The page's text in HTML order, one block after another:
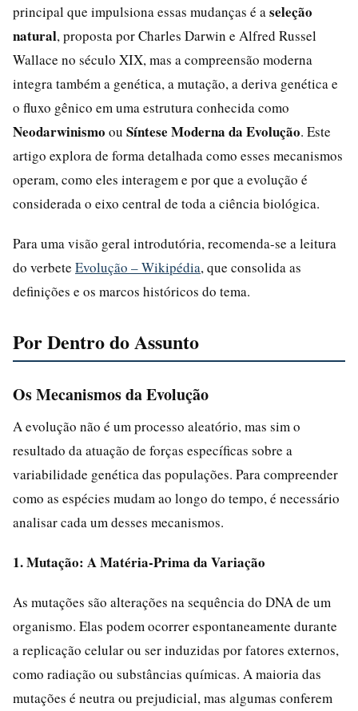
principal que impulsiona essas mudanças é a seleção
natural, proposta por Charles Darwin e Alfred Russel
Wallace no século XIX, mas a compreensão moderna
integra também a genética, a mutação, a deriva genética e
o fluxo gênico em uma estrutura conhecida como
Neodarwinismo ou Síntese Moderna da Evolução. Este
artigo explora de forma detalhada como esses mecanismos
operam, como eles interagem e por que a evolução é
considerada o eixo central de toda a ciência biológica.
Para uma visão geral introdutória, recomenda-se a leitura
do verbete Evolução – Wikipédia, que consolida as
definições e os marcos históricos do tema.
Por Dentro do Assunto
Os Mecanismos da Evolução
A evolução não é um processo aleatório, mas sim o
resultado da atuação de forças específicas sobre a
variabilidade genética das populações. Para compreender
como as espécies mudam ao longo do tempo, é necessário
analisar cada um desses mecanismos.
1. Mutação: A Matéria-Prima da Variação
As mutações são alterações na sequência do DNA de um
organismo. Elas podem ocorrer espontaneamente durante
a replicação celular ou ser induzidas por fatores externos,
como radiação ou substâncias químicas. A maioria das
mutações é neutra ou prejudicial, mas algumas conferem